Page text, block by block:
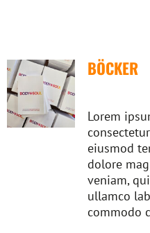
BÖCKER
Lorem
eiusmod
dolore
veniam,
ullamco
commodo